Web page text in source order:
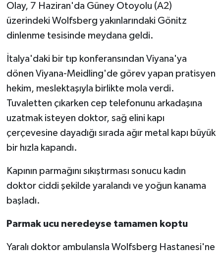
Olay, 7 Haziran'da Güney Otoyolu (A2)
üzerindeki Wolfsberg yakınlarındaki Gönitz
dinlenme tesisinde meydana geldi.
İtalya'daki bir tıp konferansından Viyana'ya
dönen Viyana-Meidling'de görev yapan pratisyen
hekim, meslektaşıyla birlikte mola verdi.
Tuvaletten çıkarken cep telefonunu arkadaşına
uzatmak isteyen doktor, sağ elini kapı
çerçevesine dayadığı sırada ağır metal kapı büyük
bir hızla kapandı.
Kapının parmağını sıkıştırması sonucu kadın
doktor ciddi şekilde yaralandı ve yoğun kanama
başladı.
Parmak ucu neredeyse tamamen koptu
Yaralı doktor ambulansla Wolfsberg Hastanesi'ne